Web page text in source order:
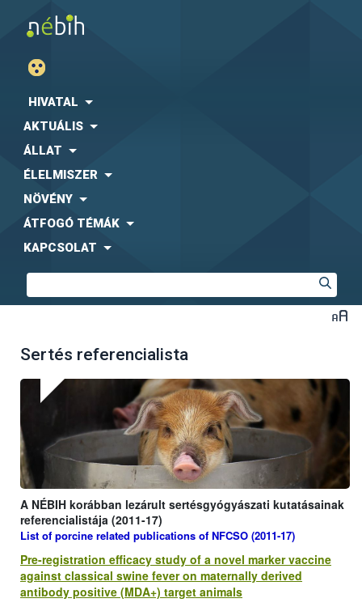
HIVATAL
AKTUÁLIS
ÁLLAT
ÉLELMISZER
NÖVÉNY
ÁTFOGÓ TÉMÁK
KAPCSOLAT
Sertés referencialista
A NÉBIH korábban lezárult sertésgyógyászati kutatásainak
referencialistája (2011-17)
List of porcine related publications of NFCSO (2011-17)
Pre-registration efficacy study of a novel marker vaccine
against classical swine fever on maternally derived
antibody positive (MDA+) target animals